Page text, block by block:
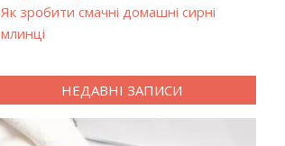
Як зробити смачні домашні сирні
млинці
НЕДАВНІ ЗАПИСИ